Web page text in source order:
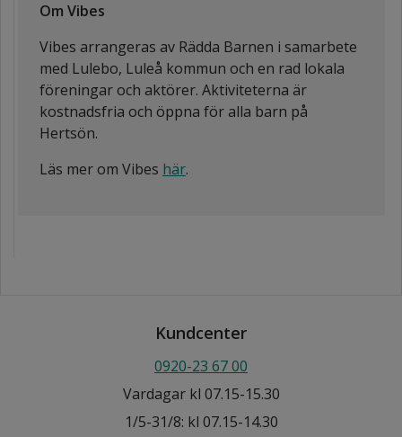
Om Vibes
Vibes arrangeras av Rädda Barnen i samarbete
med Lulebo, Luleå kommun och en rad lokala
föreningar och aktörer. Aktiviteterna är
kostnadsfria och öppna för alla barn på
Hertsön.
Läs mer om Vibes här.
Kundcenter
0920-23 67 00
Vardagar kl 07.15-15.30
1/5-31/8: kl 07.15-14.30